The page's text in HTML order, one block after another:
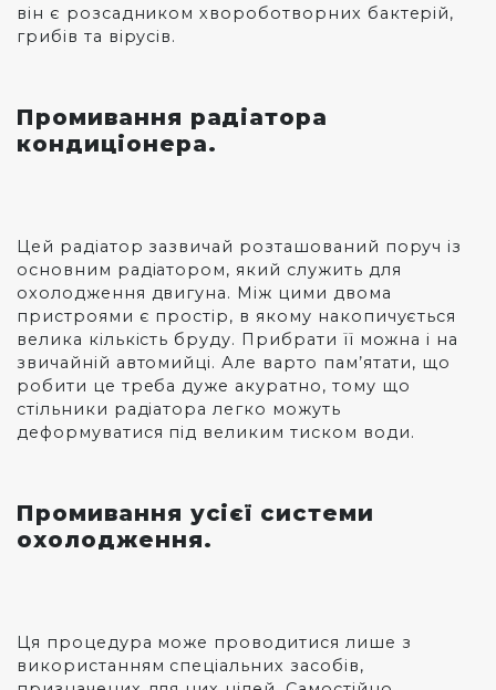
він є розсадником хвороботворних бактерій,
грибів та вірусів.
Промивання радіатора
кондиціонера.
Цей радіатор зазвичай розташований поруч із
основним радіатором, який служить для
охолодження двигуна. Між цими двома
пристроями є простір, в якому накопичується
велика кількість бруду. Прибрати її можна і на
звичайній автомийці. Але варто пам’ятати, що
робити це треба дуже акуратно, тому що
стільники радіатора легко можуть
деформуватися під великим тиском води.
Промивання усієї системи
охолодження.
Ця процедура може проводитися лише з
використанням спеціальних засобів,